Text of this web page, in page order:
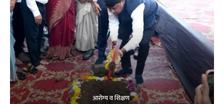
आरोग्य व शिक्षण